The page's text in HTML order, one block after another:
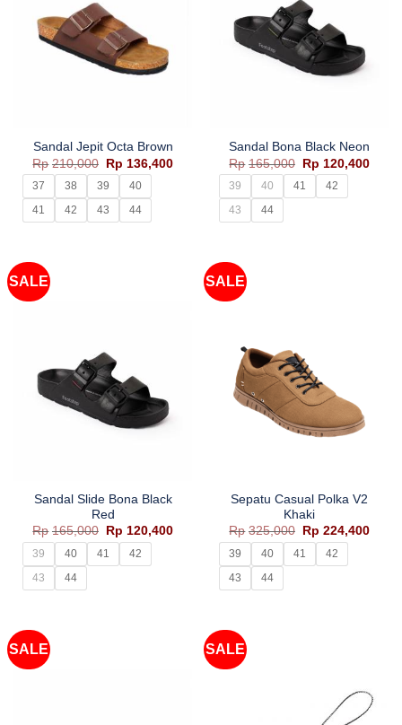
Sandal Jepit Octa Brown
Rp 210,000
Harga
aslinya
adalah:
Rp210,000.
Rp 136,400Harga
Rp136,400.
37 38 39
40
41
42 43 44
Sandal Bona Black Neon
Rp 165,000
Harga
aslinya
adalah:
Rp165,000.
Rp 120,400
39 40 41
42
43
44
SALE
Sandal Slide Bona Black
Red
Rp 165,000
Harga
aslinya
adalah:
Rp165,000.
Rp 120,400Harga
Rp120,400.
39 40 41
42
43
44
SALE
Sepatu Casual Polka V2
Khaki
Rp 325,000
Harga
aslinya
adalah:
Rp325,000.
Rp 224,400
39 40 41
42
43
44
SALE SALE